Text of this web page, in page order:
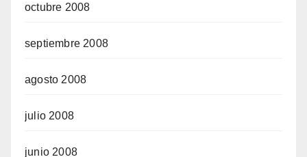
octubre 2008
septiembre 2008
agosto 2008
julio 2008
junio 2008